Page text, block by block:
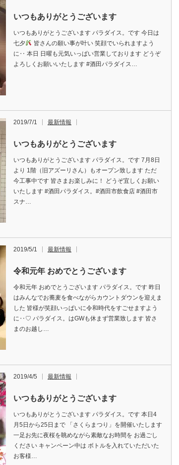
いつもありがとうございます
いつもありがとうございます パラダイス。です 今日は
七夕
皆さんの願い事が叶い 笑顔でいられますよう
に‥ 本日 日曜も元気いっぱい営業しております どうぞ
よろしくお願いいたします #酒田パラダイス…
2019/7/1 最新情報
いつもありがとうございます
いつもありがとうございます パラダイス。です 7月8日
より 1階（旧アズーリさん）もオープン致します ただ
今工事中です 皆さまお楽しみに！ どうぞ宜しくお願い
いたします #酒田パラダイス。#酒田市飲食店 #酒田市
スナ…
2019/5/1 最新情報
令和元年 おめでとうございます
令和元年 おめでとうございます パラダイス。です 昨日
はみんなでお蕎麦を食べながらカウントダウンを迎えま
した 皆様が笑顔いっぱいに令和時代をすごせますよう
に‥♡ パラダイス。はGWも休まず営業致します 皆さ
まのお越し…
2019/4/5 最新情報
いつもありがとうございます
いつもありがとうございます パラダイス。です 本日4
月5日から25日まで 「さくらまつり」を開催いたします
一足お先に夜桜を眺めながら素敵なお時間を お過ごし
ください キャンペーン中は ボトルを入れていただいた
お客様…